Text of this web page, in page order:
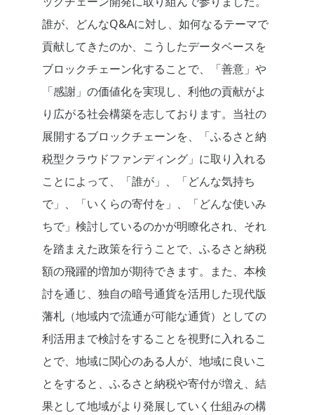
誰が、どんなQ&Aに対し、如何なるテーマで
貢献してきたのか、こうしたデータベースを
ブロックチェーン化することで、「善意」や
「感謝」の価値化を実現し、利他の貢献がよ
り広がる社会構築を志しております。当社の
展開するブロックチェーンを、「ふるさと納
税型クラウドファンディング」に取り入れる
ことによって、「誰が」、「どんな気持ち
で」、「いくらの寄付を」、「どんな使いみ
ちで」検討しているのかが明瞭化され、それ
を踏まえた政策を行うことで、ふるさと納税
額の飛躍的増加が期待できます。また、本検
討を通じ、独自の暗号通貨を活用した現代版
藩札（地域内で流通が可能な通貨）としての
利活用まで検討をすることを視野に入れるこ
とで、地域に関心のある人が、地域に良いこ
とをすると、ふるさと納税や寄付が増え、結
果として地域がより発展していく仕組みの構